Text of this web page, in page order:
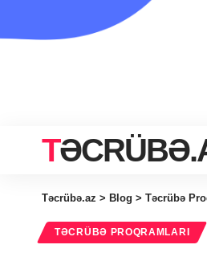
Təcrübə.az > Blog > Təcrübə
TƏCRÜBƏ PROQRAMLARI